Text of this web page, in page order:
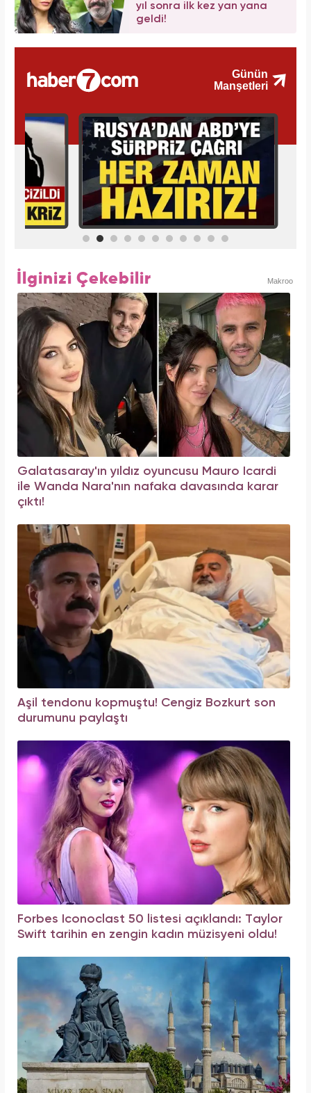
yıl sonra ilk kez yan yana
geldi!
İlginizi Çekebilir Makroo
Galatasaray'ın yıldız oyuncusu Mauro Icardi
ile Wanda Nara'nın nafaka davasında karar
çıktı!
Aşil tendonu kopmuştu! Cengiz Bozkurt son
durumunu paylaştı
Forbes Iconoclast 50 listesi açıklandı: Taylor
Swift tarihin en zengin kadın müzisyeni oldu!